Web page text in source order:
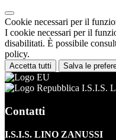
Cookie necessari per il
I cookie necessari per il
disabilitati. È possibile
policy.
Accetta tutti Salva le
I.S.I.S.
Contatti
I.S.I.S. LINO ZANUSSI